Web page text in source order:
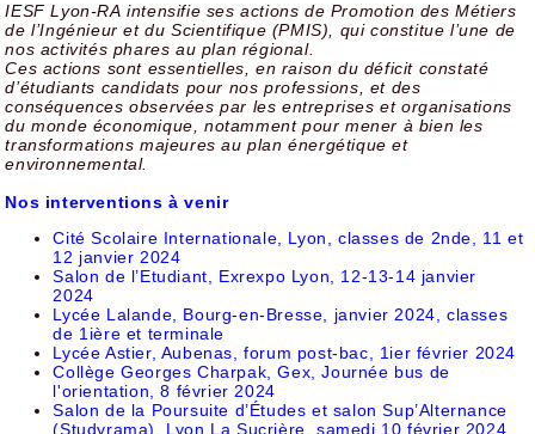
IESF Lyon-RA intensifie ses actions de Promotion des Métiers
de l’Ingénieur et du Scientifique (PMIS), qui constitue l’une de
nos activités phares au plan régional.
Ces actions sont essentielles, en raison du déficit constaté
d’étudiants candidats pour nos professions, et des
conséquences observées par les entreprises et organisations
du monde économique, notamment pour mener à bien les
transformations majeures au plan énergétique et
environnemental.
Nos interventions à venir
Cité Scolaire Internationale, Lyon, classes de 2nde, 11 et
12 janvier 2024
Salon de l’Etudiant, Exrexpo Lyon, 12-13-14 janvier
2024
Lycée Lalande, Bourg-en-Bresse, janvier 2024, classes
de 1ière et terminale
Lycée Astier, Aubenas, forum post-bac, 1ier février 2024
Collège Georges Charpak, Gex, Journée bus de
l'orientation, 8 février 2024
Salon de la Poursuite d’Études et salon Sup’Alternance
(Studyrama), Lyon La Sucrière, samedi 10 février 2024